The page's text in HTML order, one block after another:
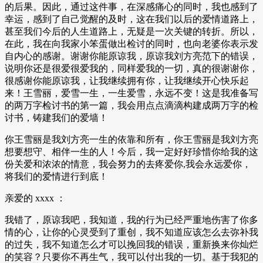
的后果。因此，通过这件事，在深感痛心的同时，我也感到了
幸运，感到了自己觉醒的及时，这在我们以后的爱情道路上，
甚至我们今后的人生道路上，无疑是一次关键的转折。所以，
在此，我在向我家小笨蛋做出检讨的同时，也向老婆你表示发
自内心的感谢。谢谢你能原谅我，原谅我刘方亮范下的错误，
说明你还是很爱很爱我的，同样爱我的一切，真的很谢谢你，
很感谢你能原谅我，让我继续拥有你，让我继续开心快乐起
来！王雪丽，爱雪一生，一生爱雪，永远不变！这是我准备写
的两万字检讨书的第一篇，我会用点点滴滴构建成两万字的检
讨书，铸建我们的爱墙！
你王雪丽是我刘方亮一生的依靠和所有，你王雪丽是我刘方亮
想要想守、相伴一生的人！今后，我一定好好珍惜你给我的这
份关爱和浓浓的情意，我会努力的去疼爱你,我会永远爱你，
将我们的爱情进行到底！
亲爱的 xxxx ：
我错了，原谅我吧，我知道，我的行为已经严重地伤害了你多
情的心，让你的心灵受到了重创，我不知道应该怎么去弥补我
的过失，我不知道怎么才可以挽回我的错误，重新换来你灿烂
的笑容？只要你不再生气，我可以付出我的一切。基于我犯的